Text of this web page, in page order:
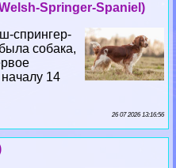
Springer-Spaniel)
спрингер-
собака,
14
26 07 2026 13:16:56